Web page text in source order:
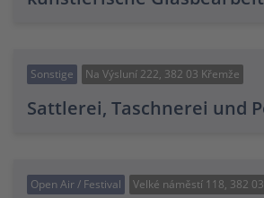
Sonstige Na Výsluní 222, 382 03 Křemže
Sattlerei, Taschnerei und
Open Air / Festival Velké náměstí 118, 382